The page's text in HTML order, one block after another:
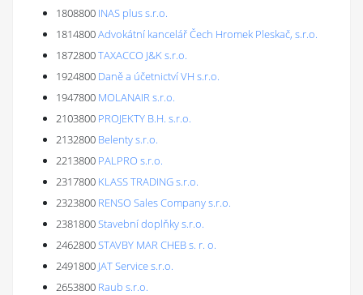
1808800 INAS plus s.r.o.
1814800Advokátní kancelář Čech Hromek Pleskač, s.r.o.
1872800TAXACCO J&K s.r.o.
1924800 Daně a účetnictví VH s.r.o.
1947800 MOLANAIR s.r.o.
2103800 PROJEKTY B.H. s.r.o.
2132800 Belenty s.r.o.
2213800 PALPRO s.r.o.
2317800 KLASS TRADING s.r.o.
2323800 RENSO Sales Company s.r.o.
2381800Stavební doplňky s.r.o.
2462800STAVBY MAR CHEB s. r. o.
2491800 JAT Service s.r.o.
2653800 Raub s.r.o.